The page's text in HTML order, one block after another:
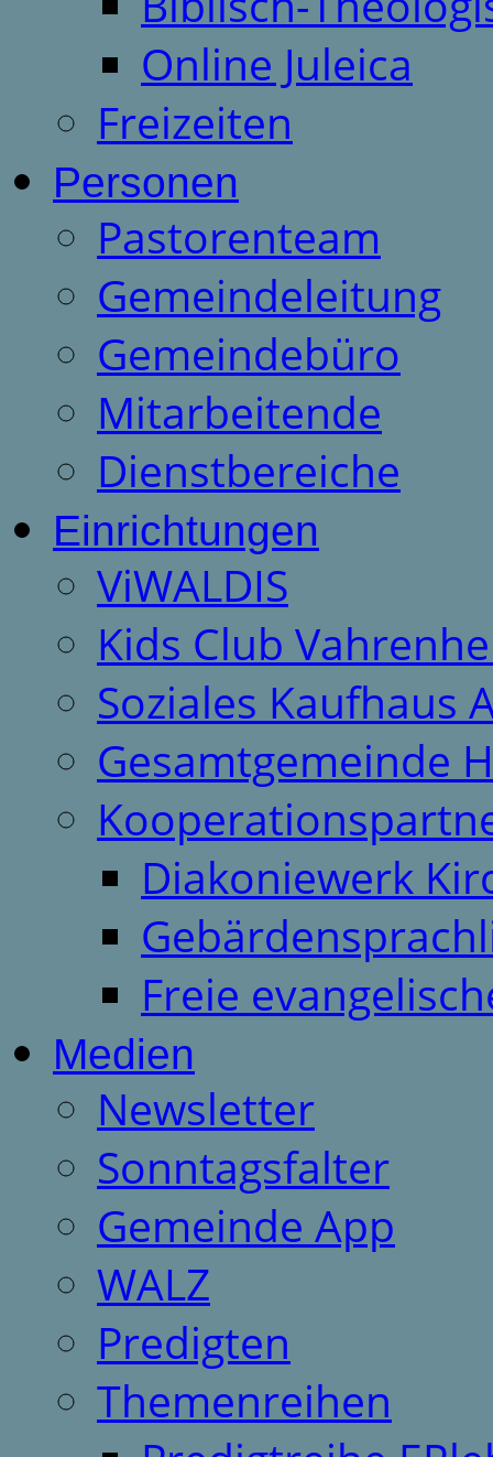
Online Juleica
Freizeiten
Personen
Pastorenteam
Gemeindeleitung
Gemeindebüro
Mitarbeitende
Dienstbereiche
Einrichtungen
ViWALDIS
Kids Club
Soziales Kaufhaus
Gesamtgemeinde
Diakoniewerk
Freie
Medien
Newsletter
Sonntagsfalter
Gemeinde App
WALZ
Predigten
Themenreihen